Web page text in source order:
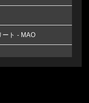
ート - MAO